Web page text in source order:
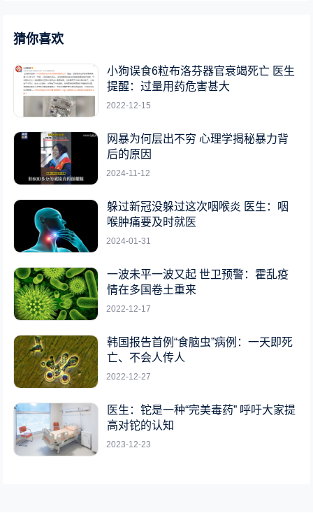
猜你喜欢
小狗误食6粒布洛芬器官衰竭死亡 医生
提醒：过量用药危害甚大
2022-12-15
网暴为何层出不穷 心理学揭秘暴力背
后的原因
2024-11-12
躲过新冠没躲过这次咽喉炎 医生：咽
喉肿痛要及时就医
2024-01-31
一波未平一波又起 世卫预警：霍乱疫
情在多国卷土重来
2022-12-17
韩国报告首例“食脑虫”病例：一天即死
亡、不会人传人
2022-12-27
医生：铊是一种“完美毒药” 呼吁大家提
高对铊的认知
2023-12-23